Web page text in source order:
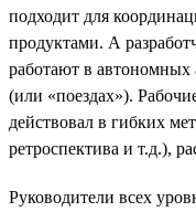
подходит для
продуктами. А
работают в
(или «поездах»).
действовал в гибких
ретроспектива и т.д.),
Руководители всех